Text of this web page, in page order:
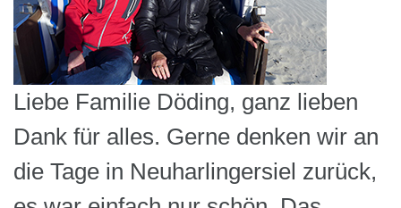
Liebe Familie Döding, ganz lieben
Dank für alles. Gerne denken wir an
die Tage in Neuharlingersiel zurück,